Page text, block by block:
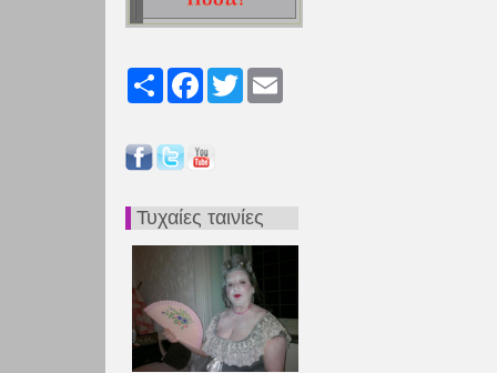
Share FacebookTwitter
Τυχαίες ταινίες